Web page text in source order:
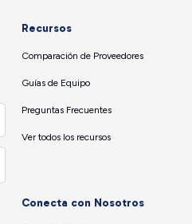
Recursos
Comparación de Proveedores
Guías de Equipo
Preguntas Frecuentes
Ver todos los recursos
Conecta con Nosotros